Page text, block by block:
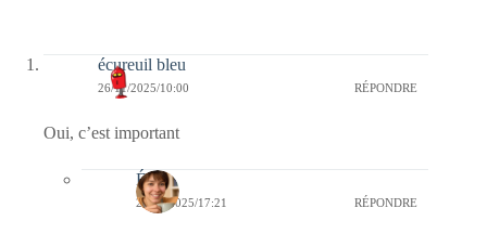
écureuil bleu
26/11/2025/10:00 RÉPONDRE
Oui, c’est important
Élise
26/11/2025/17:21 RÉPONDRE